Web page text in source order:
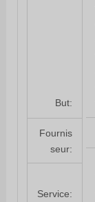
But:
Fournis
seur:
Service: